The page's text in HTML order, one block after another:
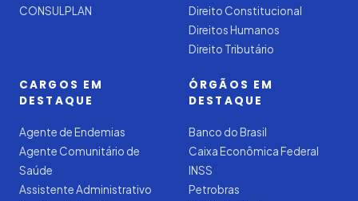
CONSULPLAN
Direito Constitucional
Direitos Humanos
Direito Tributário
CARGOS EM
DESTAQUE
Agente de Endemias
Agente Comunitário de
Saúde
Assistente Administrativo
ÓRGÃOS EM
DESTAQUE
Banco do Brasil
Caixa Econômica Federal
INSS
Petrobras